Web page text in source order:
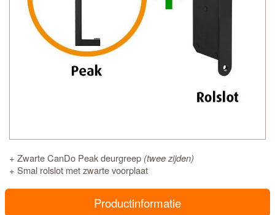
+ Zwarte CanDo Peak deurgreep (twee zijden)
+ Smal rolslot met zwarte voorplaat
Productinformatie